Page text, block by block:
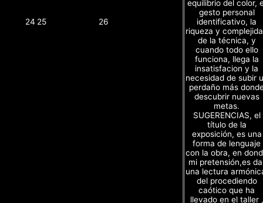
24 25 26
equilibrio del color,
gesto personal
identificativo, la
riqueza y
de la técnica, y
cuando todo ello
funciona, llega la
insatisfacion y la
necesidad de subir
perdaño más
descubrir nuevas
metas.
SUGERENCIAS, el
título de la
exposición, es una
forma de lenguaje
con la obra, en
mi pretensión,es
una lectura
del procediendo
caótico que ha
llevado en el taller ,